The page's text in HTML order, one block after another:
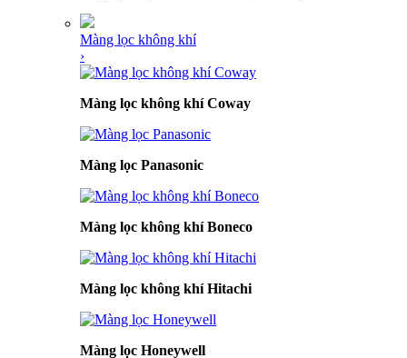
Màng lọc không khí
›
Màng lọc không khí Coway
Màng lọc Panasonic
Màng lọc không khí Boneco
Màng lọc không khí Hitachi
Màng lọc Honeywell